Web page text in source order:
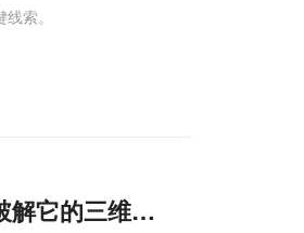
索。
解它的三维结构